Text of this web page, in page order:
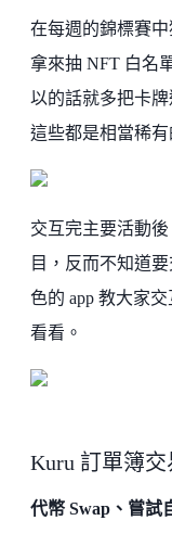
在每週的錦標賽
拿來抽 NFT 白名
以的話就多把卡
這些都是相當稀
交互完主要活動
目，反而不知道
色的 app 教大家
看看。
Kuru 訂單簿交
代幣 Swap、嘗試